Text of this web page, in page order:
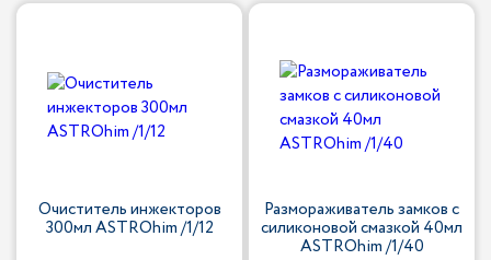
Очиститель инжекторов
300мл ASTROhim /1/12
Размораживатель замков с
силиконовой смазкой 40мл
ASTROhim /1/40